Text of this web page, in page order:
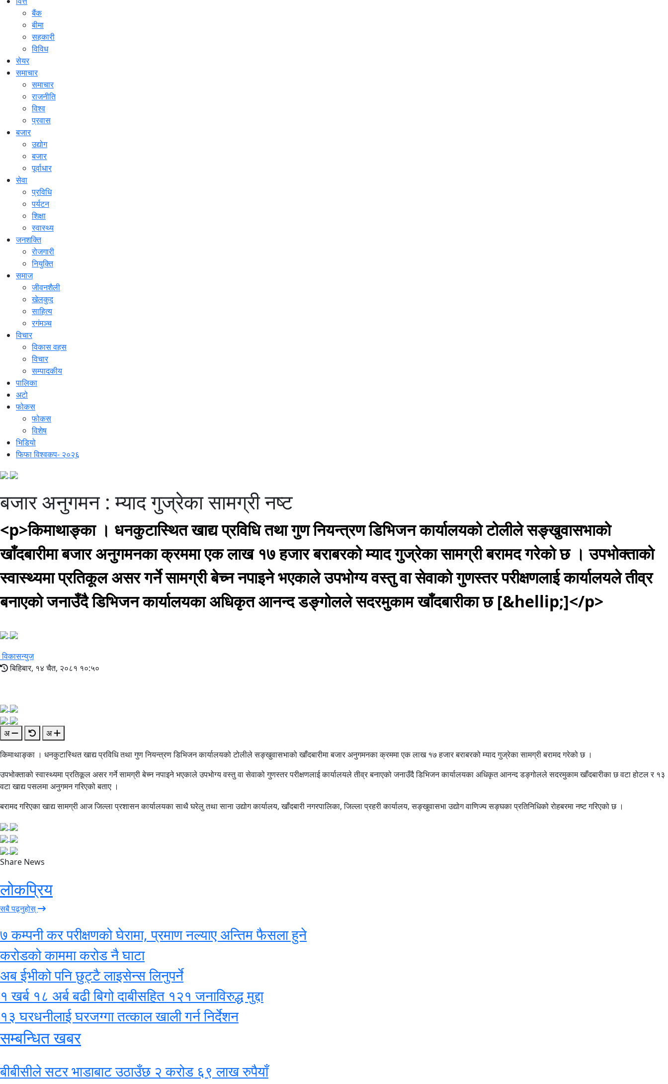
बैंक
बीमा
सहकारी
विविध
सेयर
समाचार
समाचार
राजनीति
विश्व
प्रवास
बजार
उद्योग
बजार
पूर्वाधार
सेवा
प्रविधि
पर्यटन
शिक्षा
स्वास्थ्य
जनशक्ति
रोजगारी
नियुक्ति
समाज
जीवनशैली
खेलकुद
साहित्य
रगंमञ्च
विचार
विकास वहस
विचार
सम्पादकीय
पालिका
अटो
फोकस
फोकस
विशेष
भिडियो
फिफा विश्वकप- २०२६
बजार अनुगमन : म्याद गुज्रेका सामग्री नष्ट
<p>किमाथाङ्का । धनकुटास्थित खाद्य प्रविधि तथा गुण नियन्त्रण डिभिजन कार्यालयको टोलीले सङ्खुवासभाको
खाँदबारीमा बजार अनुगमनका क्रममा एक लाख १७ हजार बराबरको म्याद गुज्रेका सामग्री बरामद गरेको छ । उपभोक्ताको
स्वास्थ्यमा प्रतिकूल असर गर्ने सामग्री बेच्न नपाइने भएकाले उपभोग्य वस्तु वा सेवाको गुणस्तर परीक्षणलाई कार्यालयले तीव्र
बनाएको जनाउँदै डिभिजन कार्यालयका अधिकृत आनन्द डङ्गोलले सदरमुकाम खाँदबारीका छ [&hellip;]</p>
विकासन्युज
बिहिबार, १४ चैत, २०८१ १०:५०
अ
अ
किमाथाङ्का । धनकुटास्थित खाद्य प्रविधि तथा गुण नियन्त्रण डिभिजन कार्यालयको टोलीले सङ्खुवासभाको खाँदबारीमा बजार अनुगमनका क्रममा एक लाख १७ हजार बराबरको म्याद गुज्रेका सामग्री बरामद गरेको छ ।
उपभोक्ताको स्वास्थ्यमा प्रतिकूल असर गर्ने सामग्री बेच्न नपाइने भएकाले उपभोग्य वस्तु वा सेवाको गुणस्तर परीक्षणलाई कार्यालयले तीव्र बनाएको जनाउँदै डिभिजन कार्यालयका अधिकृत आनन्द डङ्गोलले सदरमुकाम खाँदबारीका छ वटा होटल र १३
वटा खाद्य पसलमा अनुगमन गरिएको बताए ।
बरामद गरिएका खाद्य सामग्री आज जिल्ला प्रशासन कार्यालयका साथै घरेलु तथा साना उद्योग कार्यालय, खाँदबारी नगरपालिका, जिल्ला प्रहरी कार्यालय, सङ्खुवासभा उद्योग वाणिज्य सङ्घका प्रतिनिधिको रोहबरमा नष्ट गरिएको छ ।
Share News
लोकप्रिय
सबै पढ्नुहोस्
७ कम्पनी कर परीक्षणको घेरामा, प्रमाण नल्याए अन्तिम फैसला हुने
करोडको काममा करोड नै घाटा
अब ईभीको पनि छुट्टै लाइसेन्स लिनुपर्ने
१ खर्ब १८ अर्ब बढी बिगो दाबीसहित १२१ जनाविरुद्ध मुद्दा
१३ घरधनीलाई घरजग्गा तत्काल खाली गर्न निर्देशन
सम्बन्धित खबर
बीबीसीले सटर भाडाबाट उठाउँछ २ करोड ६९ लाख रुपैयाँ